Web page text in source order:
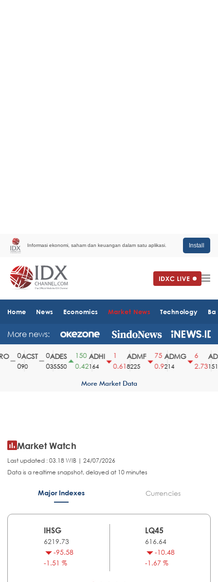
Informasi ekonomi, saham dan keuangan dalam satu aplikasi. Install
Home News Economics Market News Technology
More news:
ACST
90
ADES
35550
150
0.42
ADHI
164
0.61
ADMF
8225
75
0.9
ADMG
214
2.731510
More Market Data
Market Watch
Last updated : 03.18 WIB | 24/07/2026
Data is a realtime snapshot, delayed at 10 minutes
Major Indexes Currencies
IHSG
6219.73
-95.58
-1.51 %
LQ45
616.64
-10.48
-1.67 %